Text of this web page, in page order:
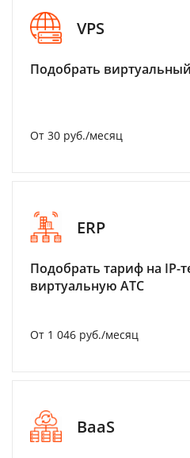
VPS
Подобрать
От 30 руб./месяц
ERP
Подобрать тариф на IP-
виртуальную АТС
От 1 046 руб./месяц
BaaS